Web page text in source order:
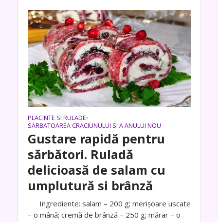
PLACINTE SI RULADE•
SARBATOAREA CRACIUNULUI SI A ANULUI NOU
Gustare rapidă pentru
sărbători. Ruladă
delicioasă de salam cu
umplutură si brânză
Ingrediente: salam – 200 g; merișoare uscate
– o mână; cremă de brânză – 250 g; mărar – o